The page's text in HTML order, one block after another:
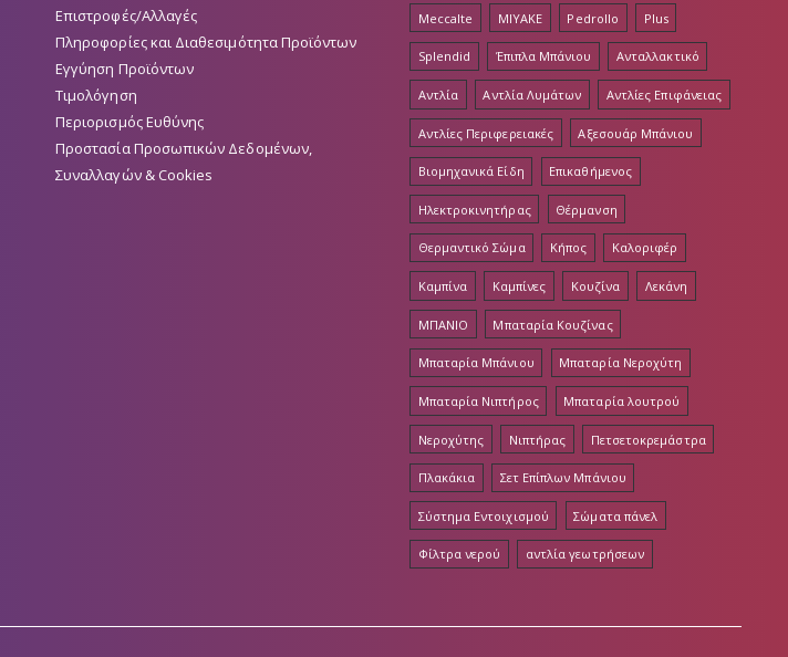
Επιστροφές/Αλλαγές
Πληροφορίες και Διαθεσιμότητα Προϊόντων
Εγγύηση Προϊόντων
Τιμολόγηση
Περιορισμός Ευθύνης
Προστασία Προσωπικών Δεδομένων,
Συναλλαγών & Cookies
Meccalte MIYAKE Pedrollo Plus
Splendid Έπιπλα Μπάνιου Ανταλλακτικό
Αντλία Αντλία Λυμάτων Αντλίες Επιφάνειας
Αντλίες Περιφερειακές Αξεσουάρ Μπάνιου
Βιομηχανικά Είδη Επικαθήμενος
Ηλεκτροκινητήρας Θέρμανση
Θερμαντικό Σώμα Κήπος Καλοριφέρ
Καμπίνα Καμπίνες Κουζίνα Λεκάνη
ΜΠΑΝΙΟ Μπαταρία Κουζίνας
Μπαταρία Μπάνιου Μπαταρία Νεροχύτη
Μπαταρία Νιπτήρος Μπαταρία λουτρού
Νεροχύτης Νιπτήρας Πετσετοκρεμάστρα
Πλακάκια Σετ Επίπλων Μπάνιου
Σύστημα Εντοιχισμού Σώματα πάνελ
Φίλτρα νερού αντλία γεωτρήσεων